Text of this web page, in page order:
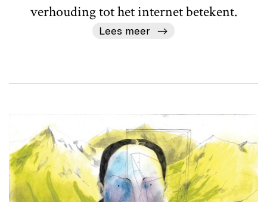
verhouding tot het internet betekent.
Lees meer